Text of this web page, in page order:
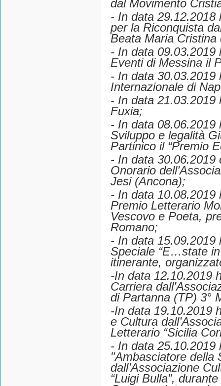
dal Movimento
- In data 29.12.2018
per la Riconquista
Beata Maria Cristina
- In data 09.03.2019
Eventi di Messina il
- In data 30.03.2019
Internazionale di
- In data 21.03.2019
Fuxia;
- In data 08.06.2019
Sviluppo e legalità
Partinico il “Premio
- In data 30.06.2019
Onorario
Jesi (Ancona);
- In data 10.08.2019
Premio Letterario
Vescovo e Poeta,
Romano;
- In data 15.09.2019
Speciale “E…state
itinerante,
-In data 12.10.2019
Carriera
di Partanna (TP) 3°
-In data 19.10.2019
e Cultura
Letterario “Sicilia
- In data 25.10.2019
"Ambasciatore della
dall’Associazione
“Luigi Bulla”,